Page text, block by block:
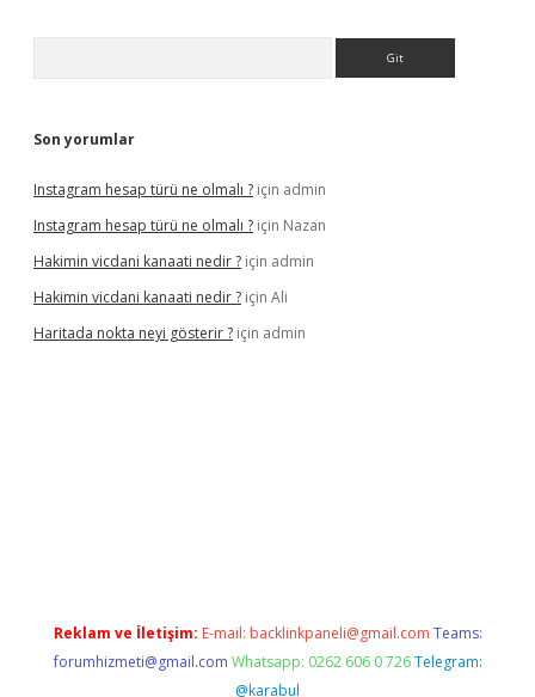
Son yorumlar
Instagram hesap türü ne olmalı ? için admin
Instagram hesap türü ne olmalı ? için Nazan
Hakimin vicdani kanaati nedir ? için admin
Hakimin vicdani kanaati nedir ? için Ali
Haritada nokta neyi gösterir ? için admin
Reklam ve İletişim: E-mail: backlinkpaneli@gmail.com Teams:
forumhizmeti@gmail.com Whatsapp: 0262 606 0 726 Telegram:
@karabul